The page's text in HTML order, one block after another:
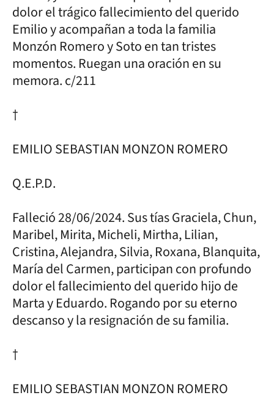
dolor el trágico fallecimiento del querido
Emilio y acompañan a toda la familia
Monzón Romero y Soto en tan tristes
momentos. Ruegan una oración en su
memora. c/211
†
EMILIO SEBASTIAN MONZON ROMERO
Q.E.P.D.
Falleció 28/06/2024. Sus tías Graciela, Chun,
Maribel, Mirita, Micheli, Mirtha, Lilian,
Cristina, Alejandra, Silvia, Roxana, Blanquita,
María del Carmen, participan con profundo
dolor el fallecimiento del querido hijo de
Marta y Eduardo. Rogando por su eterno
descanso y la resignación de su familia.
†
EMILIO SEBASTIAN MONZON ROMERO